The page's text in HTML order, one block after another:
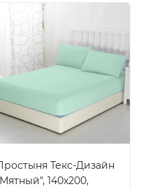
Текс-Дизайн
140x200,